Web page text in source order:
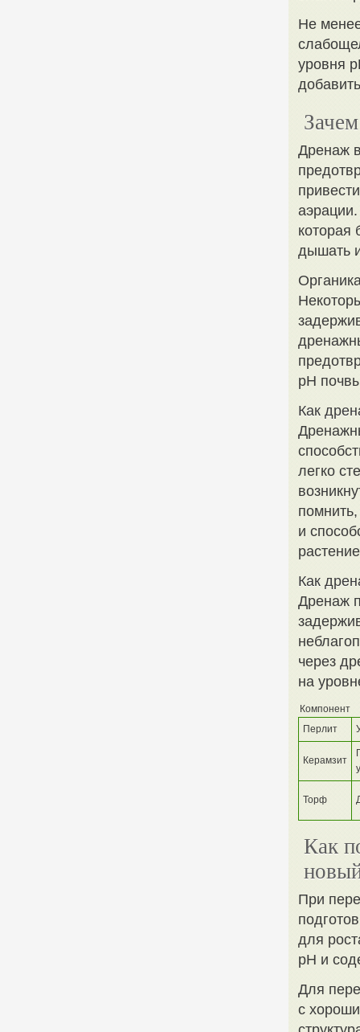
Не
уровня
Дренаж
аэрации.
которая
дышать
pH
Как
легко
и
Как
Дренаж
через
на
Компонент
Перлит
Керамзит
Торф
Как
При
для
pH и
Для
с